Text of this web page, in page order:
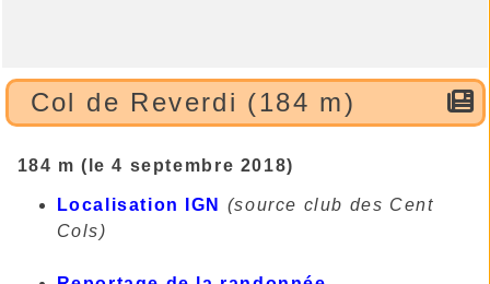
Col de Reverdi (184 m)
184 m (le 4 septembre 2018)
Localisation IGN (source club des Cent
Cols)